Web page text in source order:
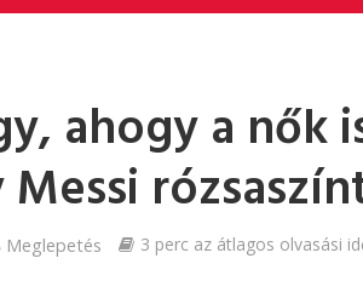
ahogy a nők
Meglepetés 3 perc az átlagos olvasási